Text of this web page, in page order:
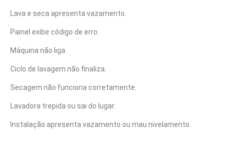
Lava e seca apresenta vazamento.
Painel exibe código de erro.
Máquina não liga.
Ciclo de lavagem não finaliza.
Secagem não funciona corretamente.
Lavadora trepida ou sai do lugar.
Instalação apresenta vazamento ou mau nivelamento.